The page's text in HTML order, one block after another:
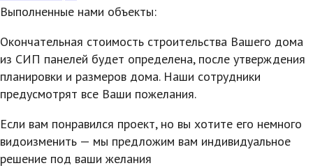
Выполненные нами объекты:
Окончательная стоимость строительства Вашего дома
из СИП панелей будет определена, после утверждения
планировки и размеров дома. Наши сотрудники
предусмотрят все Ваши пожелания.
Если вам понравился проект, но вы хотите его немного
видоизменить — мы предложим вам индивидуальное
решение под ваши желания